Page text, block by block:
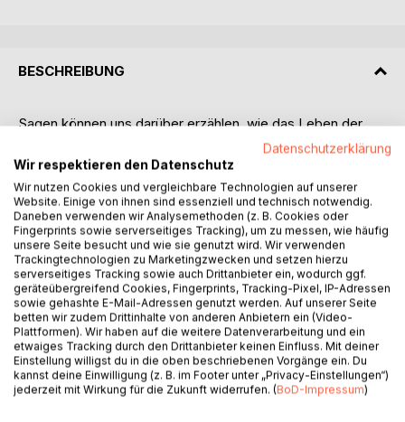
BESCHREIBUNG
Sagen können uns darüber erzählen, wie das Leben der
Menschen damals, vor Hunderten von Jahren, ausgesehen
hat. Die ältesten Sagen, die wir kennen, sind die Zwergen-
und Riesensagen.
Und hier kommt der Zwergenjunge Gewek ins Spiel, der
sowohl den Kindern als auch sagen- und
geschichtsinteressierten Erwachsenen von seinem Leben
erzählen möchte:
"Hallo Leute, mein Name ist Gewek. Ich bin ein
Zwergenkind und lebe am Rand des Grinderwalds. Genauer
gesagt, liegt mein Zuhause in einem Waldstück namens
"Krähe". Das ist ganz in der Nähe von Stöckse. Stöckse
wiederum liegt in der Nähe von Nienburg und Nienburg gar
Datenschutzerklärung
Wir respektieren den Datenschutz
Wir nutzen Cookies und vergleichbare Technologien auf unserer
Website. Einige von ihnen sind essenziell und technisch notwendig.
Daneben verwenden wir Analysemethoden (z. B. Cookies oder
Fingerprints sowie serverseitiges Tracking), um zu messen, wie häufig
unsere Seite besucht und wie sie genutzt wird. Wir verwenden
Trackingtechnologien zu Marketingzwecken und setzen hierzu
serverseitiges Tracking sowie auch Drittanbieter ein, wodurch ggf.
geräteübergreifend Cookies, Fingerprints, Tracking-Pixel, IP-Adressen
sowie gehashte E-Mail-Adressen genutzt werden. Auf unserer Seite
betten wir zudem Drittinhalte von anderen Anbietern ein (Video-
Plattformen). Wir haben auf die weitere Datenverarbeitung und ein
etwaiges Tracking durch den Drittanbieter keinen Einfluss. Mit deiner
Einstellung willigst du in die oben beschriebenen Vorgänge ein. Du
kannst deine Einwilligung (z. B. im Footer unter „Privacy-Einstellungen“)
jederzeit mit Wirkung für die Zukunft widerrufen. (BoD-Impressum)